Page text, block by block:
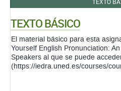
TEXTO BÁSICO
El material básico para esta
Yourself English Pronunciation:
Speakers al que se puede
(https://iedra.uned.es/courses/